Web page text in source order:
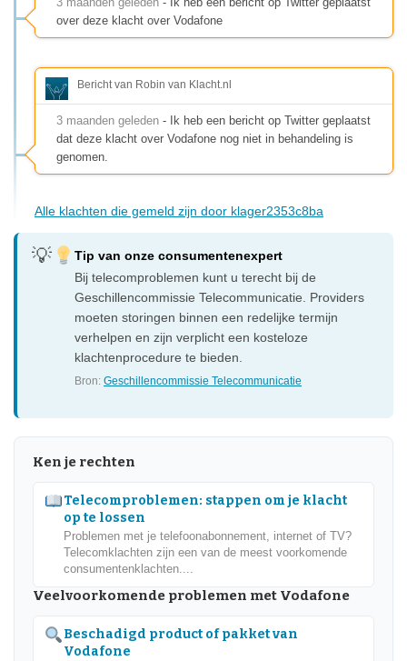
over deze klacht over Vodafone
Bericht van Robin van Klacht.nl
3 maanden geleden - Ik heb een bericht op Twitter geplaatst
dat deze klacht over Vodafone nog niet in behandeling is
genomen.
Alle klachten die gemeld zijn door klager2353c8ba
Tip van onze consumentenexpert
Bij telecomproblemen kunt u terecht bij de
Geschillencommissie Telecommunicatie. Providers
moeten storingen binnen een redelijke termijn
verhelpen en zijn verplicht een kosteloze
klachtenprocedure te bieden.
Bron:Geschillencommissie Telecommunicatie
Ken je rechten
Telecomproblemen: stappen om je klacht
op te lossen
Problemen met je telefoonabonnement, internet of TV?
Telecomklachten zijn een van de meest voorkomende
consumentenklachten....
Veelvoorkomende problemen met Vodafone
Beschadigd product of pakket van
Vodafone